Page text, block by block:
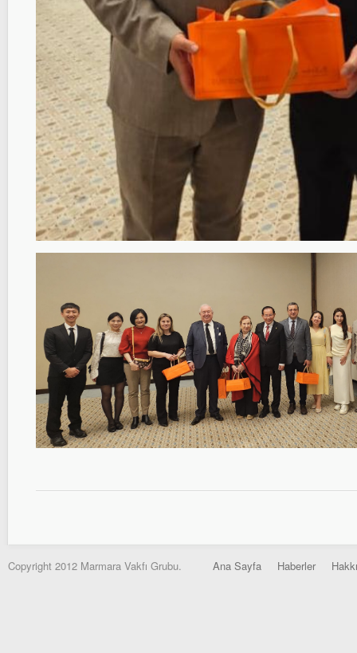
Copyright 2012 Marmara Vakfı Grubu. Ana Sayfa Haberler